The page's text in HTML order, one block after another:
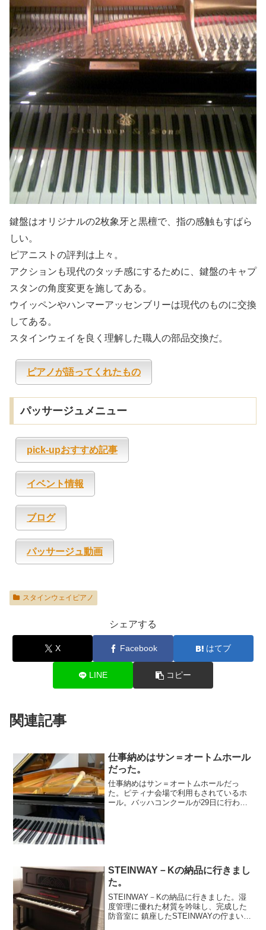
鍵盤はオリジナルの2枚象牙と黒檀で、指の感触もすばら
しい。
ピアニストの評判は上々。
アクションも現代のタッチ感にするために、鍵盤のキャプ
スタンの角度変更を施してある。
ウイッペンやハンマーアッセンブリーは現代のものに交換
してある。
スタインウェイを良く理解した職人の部品交換だ。
ピアノが語ってくれたもの
パッサージュメニュー
pick-upおすすめ記事
イベント情報
ブログ
パッサージュ動画
スタインウェイピアノ
シェアする
X Facebook はてブ
LINE コピー
関連記事
仕事納めはサン＝オートムホール
だった。
仕事納めはサン＝オートムホールだっ
た。ピティナ会場で利用もされているホ
ール。バッハコンクールが29日に行われ
STEINWAY－Kの納品に行きまし
た。
STEINWAY－Kの納品に行きました。湿
度管理に優れた材質を吟味し、完成した
防音室に 鎮座したSTEINWAYの佇まい